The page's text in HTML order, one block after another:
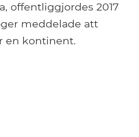
offentliggjordes 2017
meddelade att
en kontinent.